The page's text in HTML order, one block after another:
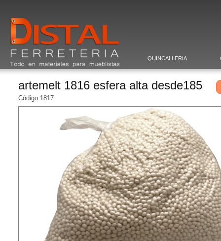
QUINCALLERIA
artemelt 1816 esfera alta desde185
Código 1817